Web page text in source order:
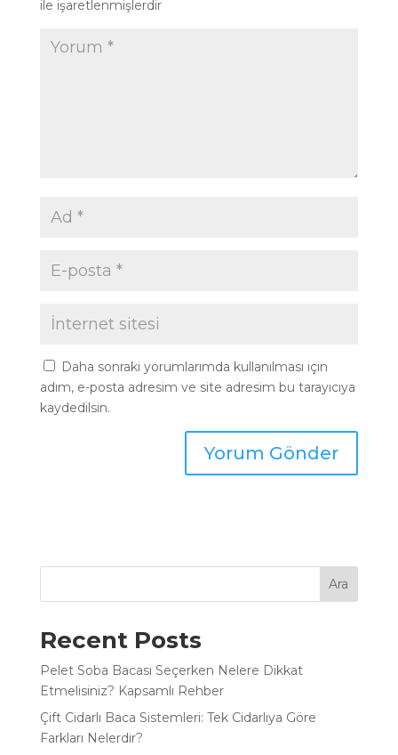
ile işaretlenmişlerdir
Daha sonraki yorumlarımda kullanılması için
adım, e-posta adresim ve site adresim bu tarayıcıya
kaydedilsin.
Ara
Recent Posts
Pelet Soba Bacası Seçerken Nelere Dikkat
Etmelisiniz? Kapsamlı Rehber
Çift Cidarlı Baca Sistemleri: Tek Cidarlıya Göre
Farkları Nelerdir?